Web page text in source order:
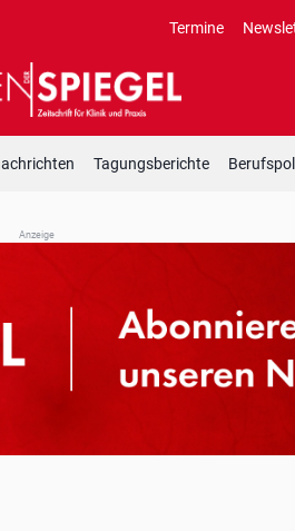
Termine
Tagungsberichte
Anzeige